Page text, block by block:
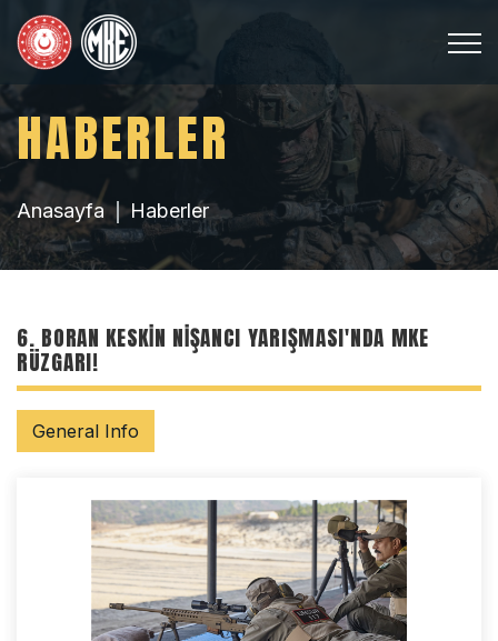
HABERLER
Anasayfa Haberler
6. BORAN KESKIN NIŞANCI YARIŞMASI'NDA MKE
RÜZGARI!
General Info